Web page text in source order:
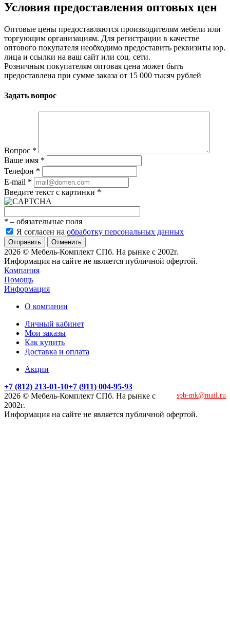
Условия предоставления оптовых цен
Оптовые цены предоставляются производителям мебели или
торгующим организациям. Для регистрации в качестве
оптового покупателя необходимо предоставить реквизиты юр.
лица и ссылки на ваш сайт или соц. сети.
Розничным покупателям оптовая цена может быть
предоставлена при сумме заказа от 15 000 тысяч рублей
Задать вопрос
Вопрос *
Ваше имя *
Телефон *
E-mail *
Введите текст с картинки *
* – обязательные поля
Я согласен на обработку персональных данных
Отменить
2026 © Мебель-Комплект СПб. На рынке с 2002г.
Информация на сайте не является публичной офертой.
Компания
Помощь
Информация
О компании
Личный кабинет
Мои заказы
Как купить
Доставка и оплата
Акции
+7 (812) 213-01-10+7 (911) 004-95-93
spb-mk@mail.ru
2026 © Мебель-Комплект СПб. На рынке с
2002г.
Информация на сайте не является публичной офертой.